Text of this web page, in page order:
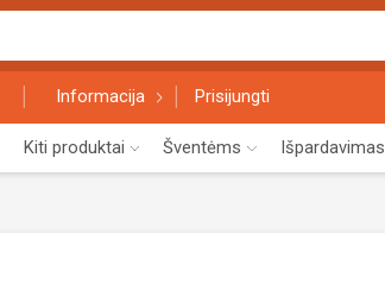
Informacija Prisijungti
Kiti produktai Šventėms Išpardavimas